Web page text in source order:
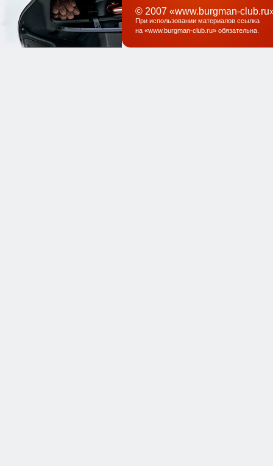
© 2007 «www.burgman-
При использовании материалов ссылка
на «www.burgman-club.ru» обязательна